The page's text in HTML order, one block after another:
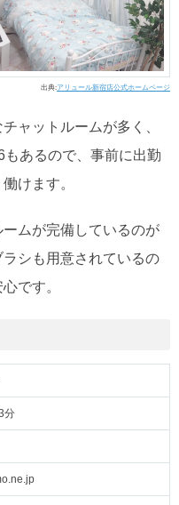
出典:アリュール新宿店公式ホームページ
ャットルームが多く、
もあるので、事前に出勤
けます。
ムが完備しているのが
シも用意されているの
です。
分